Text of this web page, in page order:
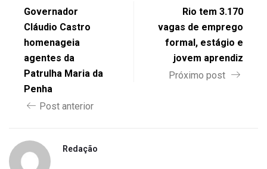
Governador
Cláudio Castro
homenageia
agentes da
Patrulha Maria da
Penha
Post anterior
Rio tem 3.170
vagas de emprego
formal, estágio e
jovem aprendiz
Próximo post
Redação